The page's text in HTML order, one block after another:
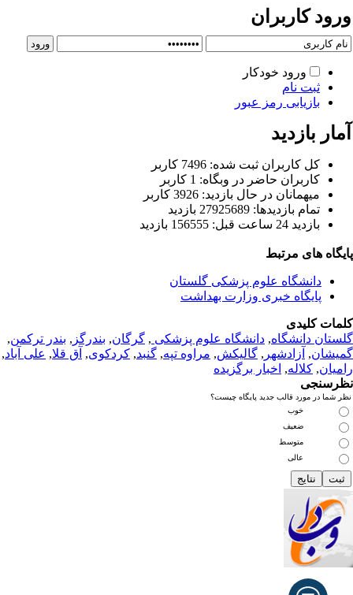
کاربران
ورود خودکار
ثبت نام
بازیابی رمز عبور
بازدید
كل کاربران ثبت شده: 7496 کاربر
کاربران حاضر در وبگاه: 1 کاربر
ميهمانان در حال بازديد: 3926 کاربر
تمام بازديد‌ها: 27925689 بازدید
بازديد 24 ساعت قبل: 156555 بازدید
های مرتبط
دانشگاه علوم پزشکی گلستان
پایگاه خبری وزارت بهداشت
کلیدی
دانشگاه,دانشگاه علوم پزشکی , گرگان,بندرگز, بندر ترکمن,
,آزادشهر, گالیکش, مراوه تپه,گنبد,کردکوی,آق قلا,علی آباد,
,کلاله,اخبار برگزیده
شما در مورد قالب جدید پایگاه چیست؟
خوب
ضعیف
متوسط
عالی